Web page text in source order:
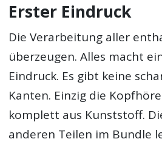
Erster Eindruck
Die Verarbeitung aller
überzeugen. Alles macht
Eindruck. Es gibt keine
Kanten. Einzig die
komplett aus Kunststoff.
anderen Teilen im Bundle